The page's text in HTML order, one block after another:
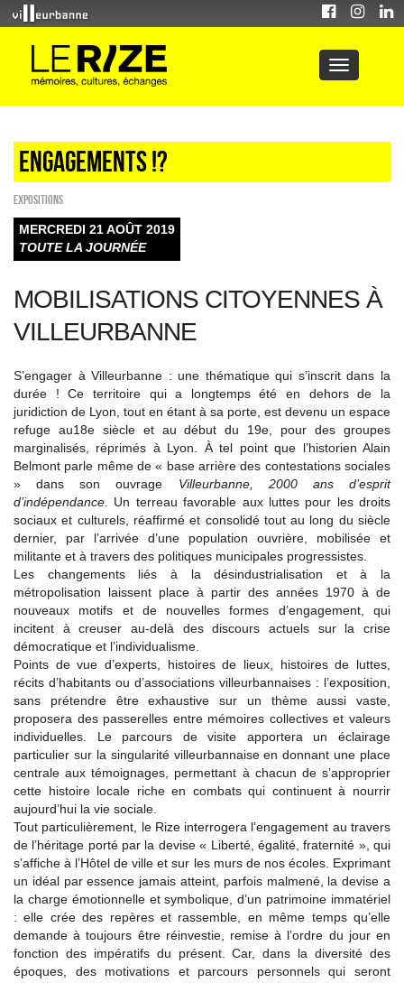
Engagements !?
EXPOSITIONS
MERCREDI 21 AOÛT 2019
TOUTE LA JOURNÉE
MOBILISATIONS CITOYENNES À
VILLEURBANNE
S’engager à Villeurbanne : une thématique qui s’inscrit dans la
durée ! Ce territoire qui a longtemps été en dehors de la
juridiction de Lyon, tout en étant à sa porte, est devenu un espace
refuge au18e siècle et au début du 19e, pour des groupes
marginalisés, réprimés à Lyon. À tel point que l’historien Alain
Belmont parle même de « base arrière des contestations sociales
» dans son ouvrage Villeurbanne, 2000 ans d’esprit
d’indépendance . Un terreau favorable aux luttes pour les droits
sociaux et culturels, réaffirmé et consolidé tout au long du siècle
dernier, par l’arrivée d’une population ouvrière, mobilisée et
militante et à travers des politiques municipales progressistes.
Les changements liés à la désindustrialisation et à la
métropolisation laissent place à partir des années 1970 à de
nouveaux motifs et de nouvelles formes d’engagement, qui
incitent à creuser au-delà des discours actuels sur la crise
démocratique et l’individualisme.
Points de vue d’experts, histoires de lieux, histoires de luttes,
récits d’habitants ou d’associations villeurbannaises : l’exposition,
sans prétendre être exhaustive sur un thème aussi vaste,
proposera des passerelles entre mémoires collectives et valeurs
individuelles. Le parcours de visite apportera un éclairage
particulier sur la singularité villeurbannaise en donnant une place
centrale aux témoignages, permettant à chacun de s’approprier
cette histoire locale riche en combats qui continuent à nourrir
aujourd’hui la vie sociale.
Tout particulièrement, le Rize interrogera l’engagement au travers
de l’héritage porté par la devise « Liberté, égalité, fraternité », qui
s’affiche à l’Hôtel de ville et sur les murs de nos écoles. Exprimant
un idéal par essence jamais atteint, parfois malmené, la devise a
la charge émotionnelle et symbolique, d’un patrimoine immatériel
: elle crée des repères et rassemble, en même temps qu’elle
demande à toujours être réinvestie, remise à l’ordre du jour en
fonction des impératifs du présent. Car, dans la diversité des
époques, des motivations et parcours personnels qui seront